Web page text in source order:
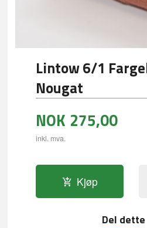
Lintow 6/1
Nougat
NOK 275,00
inkl. mva.
Kjøp
Del dette